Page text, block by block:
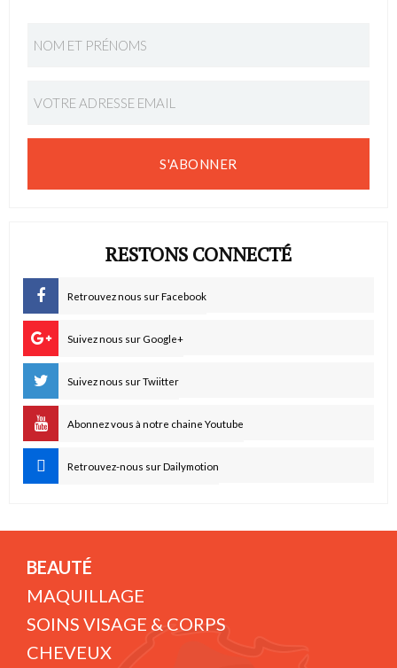
S'ABONNER
RESTONS CONNECTÉ
Retrouvez nous sur Facebook
Suivez nous sur Google+
Suivez nous sur Twiitter
Abonnez vous à notre chaine Youtube
Retrouvez-nous sur Dailymotion
BEAUTÉ
MAQUILLAGE
SOINS VISAGE & CORPS
CHEVEUX